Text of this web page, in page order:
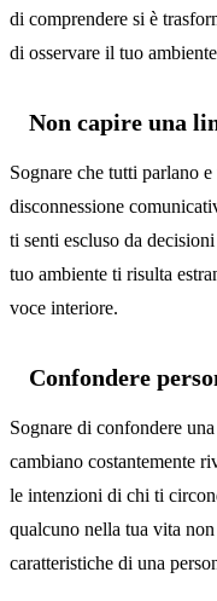
di comprendere si è
di osservare il tuo
Non capire una
Sognare che tutti parlano
disconnessione
ti senti escluso da
tuo ambiente ti risulta
voce interiore.
Confondere
Sognare di confondere
cambiano costantemente
le intenzioni di chi ti
qualcuno nella tua vita
caratteristiche di una